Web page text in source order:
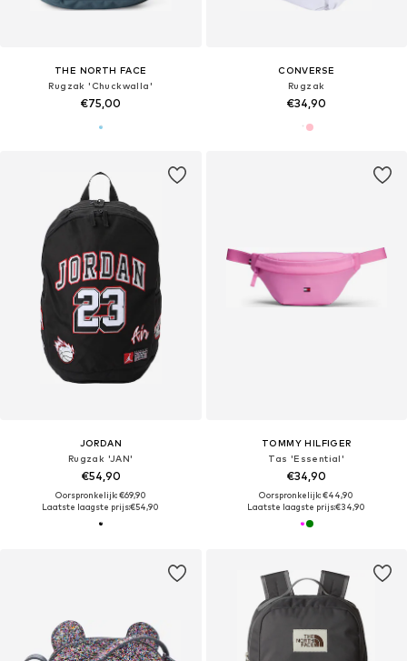
THE NORTH FACE
Rugzak 'Chuckwalla'
€75,00
CONVERSE
Rugzak
€34,90
JORDAN
Rugzak 'JAN'
€54,90
Oorspronkelijk: €69,90
Laatste laagste prijs:€54,90
TOMMY HILFIGER
Tas 'Essential'
€34,90
Oorspronkelijk: €44,90
Laatste laagste prijs:€34,90